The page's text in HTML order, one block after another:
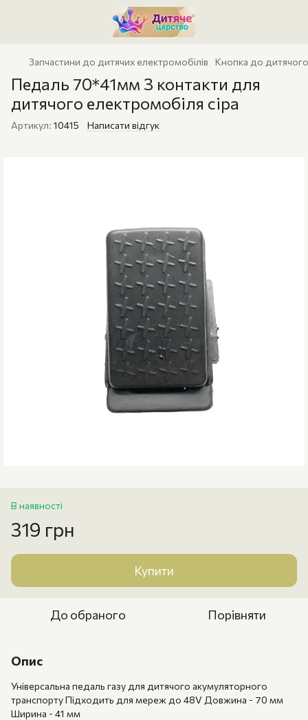
Запчастини до дитячих електромобілів Кнопка до
Педаль 70*41мм 3 контакти для
дитячого електромобіля сіра
Артикул: 10415 Написати відгук
В наявності
319 грн
Купити
До обраного Порівняти
Опис
Універсальна педаль газу для дитячого акумуляторного
транспорту Підходить для мереж до 48V Довжина - 70 мм
Ширина - 41 мм